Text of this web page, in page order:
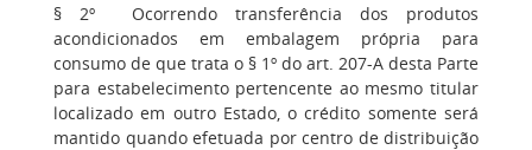
§ 2º Ocorrendo transferência dos produtos
acondicionados em embalagem própria para
consumo de que trata o § 1º do art. 207-A desta Parte
para estabelecimento pertencente ao mesmo titular
localizado em outro Estado, o crédito somente será
mantido quando efetuada por centro de distribuição